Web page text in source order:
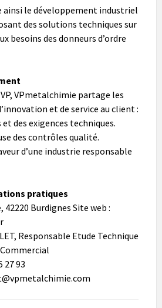
ainsi le développement industriel
des solutions techniques sur
besoins des donneurs d’ordre
VPmetalchimie partage les
et de service au client :
et des exigences techniques.
des contrôles qualité.
d’une industrie responsable
pratiques
42220 Burdignes Site web :
Responsable Etude Technique
27 93